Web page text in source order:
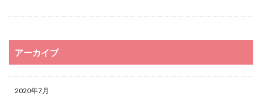
アーカイブ
2020年7月